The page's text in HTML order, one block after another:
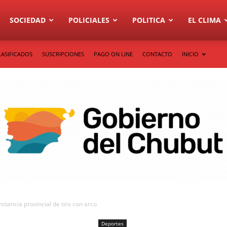
SOCIEDAD POLICIALES POLITICA EL CLIMA
SUSCRIPCIONES PAGO ON LINE CONTACTO INICIO
provincial de tiro con arco
Deportes